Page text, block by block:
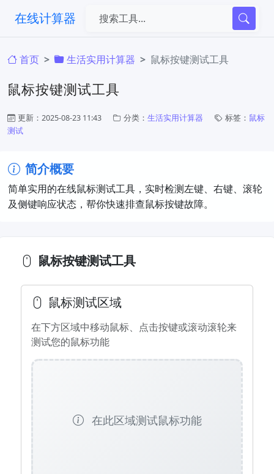
在线计算器
首页 生活实用计算器 鼠标按键测试工具
鼠标按键测试工具
更新：2025-08-23 11:43 分类： 生活实用计算器 标签： 鼠标
测试
简介概要
简单实用的在线鼠标测试工具，实时检测左键、右键、滚轮
及侧键响应状态，帮你快速排查鼠标按键故障。
鼠标按键测试工具
鼠标测试区域
在下方区域中移动鼠标、点击按键或滚动滚轮来
测试您的鼠标功能
在此区域测试鼠标功能